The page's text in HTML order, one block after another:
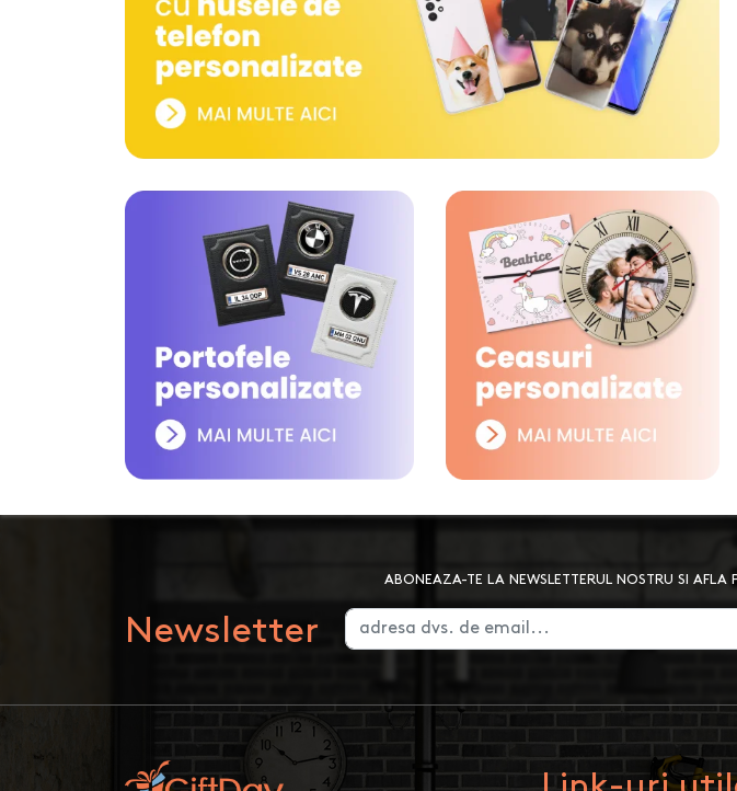
Newsletter
ABONEAZA-TE LA NEWSLETTERUL NOSTRU SI AFLA